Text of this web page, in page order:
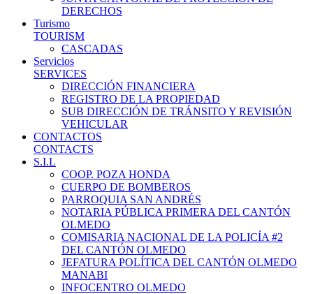
DERECHOS
Turismo
TOURISM
CASCADAS
Servicios
SERVICES
DIRECCIÓN FINANCIERA
REGISTRO DE LA PROPIEDAD
SUB DIRECCIÓN DE TRÁNSITO Y REVISIÓN
VEHICULAR
CONTACTOS
CONTACTS
S.I.L
COOP. POZA HONDA
CUERPO DE BOMBEROS
PARROQUIA SAN ANDRÉS
NOTARIA PÚBLICA PRIMERA DEL CANTÓN
OLMEDO
COMISARIA NACIONAL DE LA POLICÍA #2
DEL CANTÓN OLMEDO
JEFATURA POLÍTICA DEL CANTÓN OLMEDO
MANABI
INFOCENTRO OLMEDO